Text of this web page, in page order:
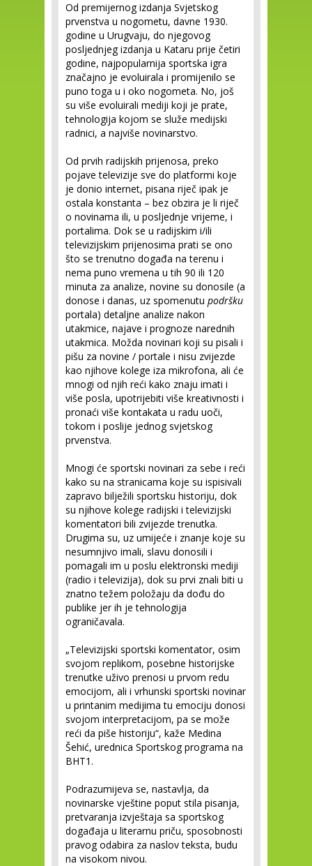
Od premijernog izdanja Svjetskog
prvenstva u nogometu, davne 1930.
godine u Urugvaju, do njegovog
posljednjeg izdanja u Kataru prije četiri
godine, najpopularnija sportska igra
značajno je evoluirala i promijenilo se
puno toga u i oko nogometa. No, još
su više evoluirali mediji koji je prate,
tehnologija kojom se služe medijski
radnici, a najviše novinarstvo.
Od prvih radijskih prijenosa, preko
pojave televizije sve do platformi koje
je donio internet, pisana riječ ipak je
ostala konstanta – bez obzira je li riječ
o novinama ili, u posljednje vrijeme, i
portalima. Dok se u radijskim i/ili
televizijskim prijenosima prati se ono
što se trenutno događa na terenu i
nema puno vremena u tih 90 ili 120
minuta za analize, novine su donosile (a
donose i danas, uz spomenutu podršku
portala) detaljne analize nakon
utakmice, najave i prognoze narednih
utakmica. Možda novinari koji su pisali i
pišu za novine / portale i nisu zvijezde
kao njihove kolege iza mikrofona, ali će
mnogi od njih reći kako znaju imati i
više posla, upotrijebiti više kreativnosti i
pronaći više kontakata u radu uoči,
tokom i poslije jednog svjetskog
prvenstva.
Mnogi će sportski novinari za sebe i reći
kako su na stranicama koje su ispisivali
zapravo bilježili sportsku historiju, dok
su njihove kolege radijski i televizijski
komentatori bili zvijezde trenutka.
Drugima su, uz umijeće i znanje koje su
nesumnjivo imali, slavu donosili i
pomagali im u poslu elektronski mediji
(radio i televizija), dok su prvi znali biti u
znatno težem položaju da dođu do
publike jer ih je tehnologija
ograničavala.
„Televizijski sportski komentator, osim
svojom replikom, posebne historijske
trenutke uživo prenosi u prvom redu
emocijom, ali i vrhunski sportski novinar
u printanim medijima tu emociju donosi
svojom interpretacijom, pa se može
reći da piše historiju“, kaže Medina
Šehić, urednica Sportskog programa na
BHT1.
Podrazumijeva se, nastavlja, da
novinarske vještine poput stila pisanja,
pretvaranja izvještaja sa sportskog
događaja u literarnu priču, sposobnosti
pravog odabira za naslov teksta, budu
na visokom nivou.